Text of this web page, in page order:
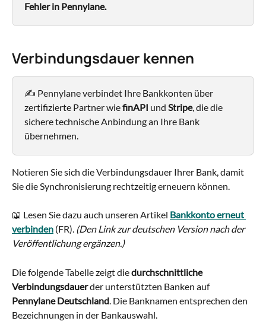
Fehler in Pennylane.
Verbindungsdauer kennen
✍️ Pennylane verbindet Ihre Bankkonten über
zertifizierte Partner wie finAPI und Stripe, die die
sichere technische Anbindung an Ihre Bank
übernehmen.
Notieren Sie sich die Verbindungsdauer Ihrer Bank, damit
Sie die Synchronisierung rechtzeitig erneuern können.
📖 Lesen Sie dazu auch unseren Artikel Bankkonto erneut
verbinden (FR). (Den Link zur deutschen Version nach der
Veröffentlichung ergänzen.)
Die folgende Tabelle zeigt die durchschnittliche
Verbindungsdauer der unterstützten Banken auf
Pennylane Deutschland. Die Banknamen entsprechen den
Bezeichnungen in der Bankauswahl.